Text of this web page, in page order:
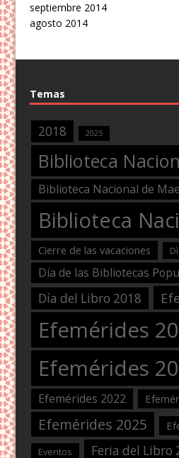
septiembre 2014
agosto 2014
Temas
2018 2025
Biblioteca
Biblioteca Nacional de
Biblioteca
Cierre de las vacaciones
Día de las Bibliotecas
Día del Libro 2018
Efemérides
Efemérides
Efemérides 2022
Efemérides 2025
Eventos Feria del Libro